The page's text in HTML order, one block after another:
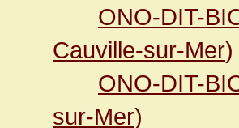
ONO-DIT-
Cauville-sur-Mer)
ONO-DIT-
sur-Mer)